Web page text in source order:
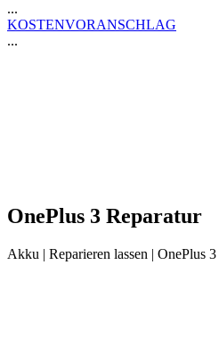
...
KOSTENVORANSCHLAG
...
OnePlus 3 Reparatur
Akku | Reparieren lassen | OnePlus 3